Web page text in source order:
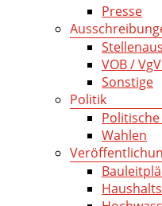
Presse
VOB /
Sonstige
Politik
Wahlen